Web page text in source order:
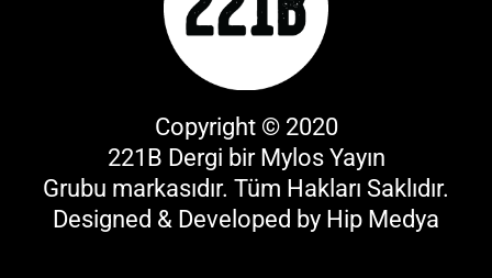
Copyright © 2020
221B Dergi bir Mylos Yayın
Grubu markasıdır. Tüm Hakları Saklıdır.
Designed & Developed by Hip Medya